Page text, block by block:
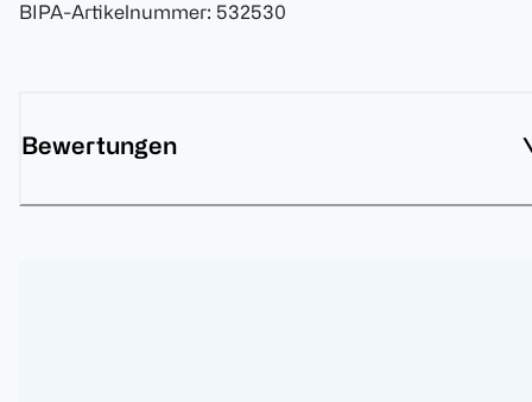
BIPA-Artikelnummer: 532530
Bewertungen